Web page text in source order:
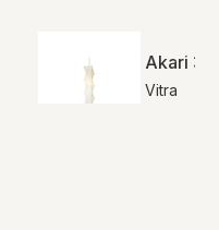
Akari 33N
Vitra